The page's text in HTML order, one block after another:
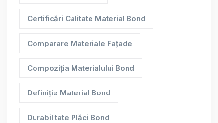
Certificări Calitate Material Bond
Comparare Materiale Fațade
Compoziția Materialului Bond
Definiție Material Bond
Durabilitate Plăci Bond